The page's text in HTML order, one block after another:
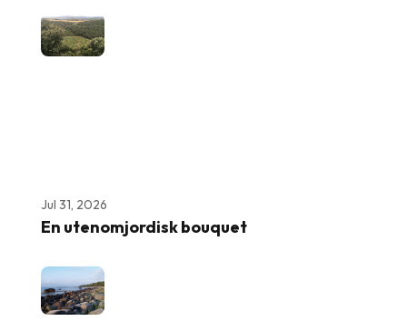
Jul 31, 2026
En utenomjordisk bouquet